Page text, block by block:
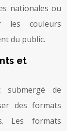
nationales ou
les couleurs
du public.
et
submergé de
des formats
Les formats